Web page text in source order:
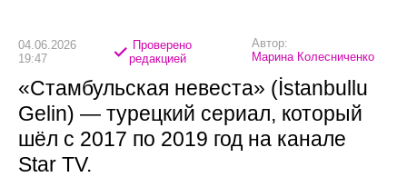
04.06.2026
19:47
Проверено
редакцией
Автор:
Марина Колесниченко
«Стамбульская невеста» (İstanbullu
Gelin) — турецкий сериал, который
шёл с 2017 по 2019 год на канале
Star TV.